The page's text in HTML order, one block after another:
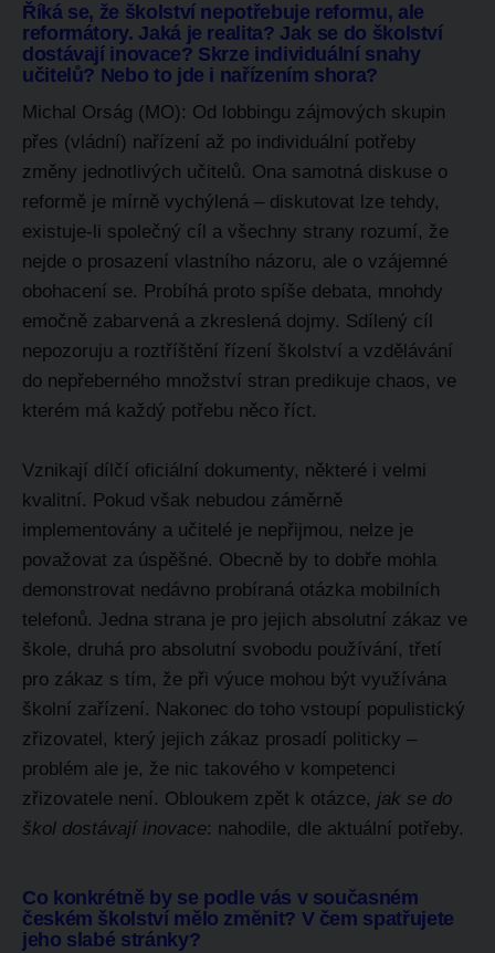
Říká se, že školství nepotřebuje reformu, ale
reformátory. Jaká je realita? Jak se do školství
dostávají inovace? Skrze individuální snahy
učitelů? Nebo to jde i nařízením shora?
Michal Orság (MO): Od lobbingu zájmových skupin
přes (vládní) nařízení až po individuální potřeby
změny jednotlivých učitelů. Ona samotná diskuse o
reformě je mírně vychýlená – diskutovat lze tehdy,
existuje-li společný cíl a všechny strany rozumí, že
nejde o prosazení vlastního názoru, ale o vzájemné
obohacení se. Probíhá proto spíše debata, mnohdy
emočně zabarvená a zkreslená dojmy. Sdílený cíl
nepozoruju a roztříštění řízení školství a vzdělávání
do nepřeberného množství stran predikuje chaos, ve
kterém má každý potřebu něco říct.
Vznikají dílčí oficiální dokumenty, některé i velmi
kvalitní. Pokud však nebudou záměrně
implementovány a učitelé je nepřijmou, nelze je
považovat za úspěšné. Obecně by to dobře mohla
demonstrovat nedávno probíraná otázka mobilních
telefonů. Jedna strana je pro jejich absolutní zákaz ve
škole, druhá pro absolutní svobodu používání, třetí
pro zákaz s tím, že při výuce mohou být využívána
školní zařízení. Nakonec do toho vstoupí populistický
zřizovatel, který jejich zákaz prosadí politicky –
problém ale je, že nic takového v kompetenci
zřizovatele není. Obloukem zpět k otázce, jak se do
škol dostávají inovace: nahodile, dle aktuální potřeby.
Co konkrétně by se podle vás v současném
českém školství mělo změnit? V čem spatřujete
jeho slabé stránky?